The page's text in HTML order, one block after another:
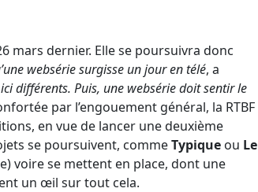
mars dernier. Elle se poursuivra donc
websérie surgisse un jour en télé, a
différents. Puis, une websérie doit sentir le
par l’engouement général, la RTBF
en vue de lancer une deuxième
se poursuivent, commeTypiqueou Le
voire se mettent en place, dont une
un œil sur tout cela.